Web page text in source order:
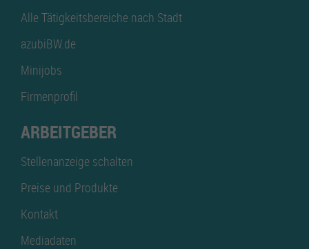
Alle Tätigkeitsbereiche nach Stadt
azubiBW.de
Minijobs
Firmenprofil
ARBEITGEBER
Stellenanzeige schalten
Preise und Produkte
Kontakt
Mediadaten